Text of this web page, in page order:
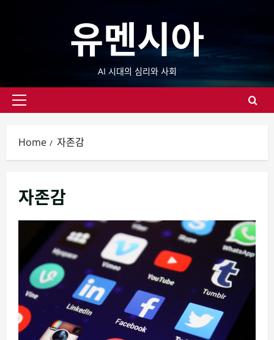
유멘시아
AI 시대의 심리와 사회
Primary
Home 자존감
자존감